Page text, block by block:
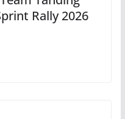
Rally 2026